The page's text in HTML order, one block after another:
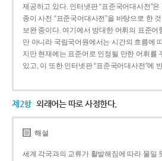
제공하고 있다. 인터넷판 “표준국어대사전”
종이 사전 “표준국어대사전”을 바탕으로 한
보완 중이다. 여기에서 방대한 어휘의 표준어
만 아니라 국립국어원에서는 시간의 흐름에
지만 현재에는 표준어로 인정될 만한 어휘를
있고, 이 또한 인터넷판 “표준국어대사전”에
제2항 외래어는 따로 사정한다.
해설
세계 각국과의 교류가 활발해짐에 따라 물밀